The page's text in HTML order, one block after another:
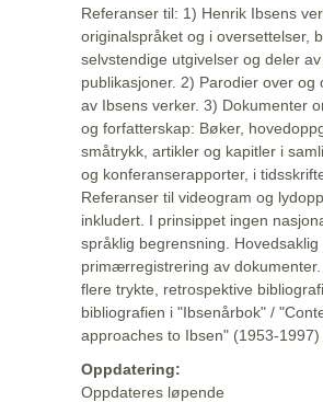
Referanser til: 1) Henrik Ibsens
originalspråket og i oversettelser,
selvstendige utgivelser og deler
publikasjoner. 2) Parodier over og
av Ibsens verker. 3) Dokumenter
og forfatterskap: Bøker,
småtrykk, artikler og kapitler i
og konferanserapporter, i
Referanser til videogram og
inkludert. I prinsippet ingen
språklig begrensning. Hovedsaklig
primærregistrering av
flere trykte, retrospektive
bibliografien i "Ibsenårbok" /
approaches to Ibsen" (1953-1997)
Oppdatering:
Oppdateres løpende